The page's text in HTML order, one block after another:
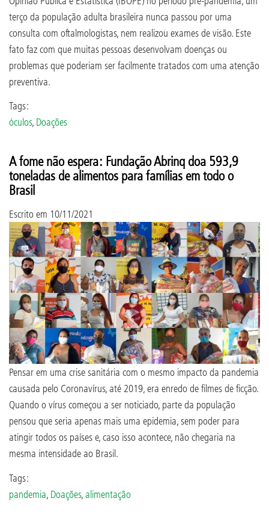
terço da população adulta brasileira nunca passou por uma
consulta com oftalmologistas, nem realizou exames de visão. Este
fato faz com que muitas pessoas desenvolvam doenças ou
problemas que poderiam ser facilmente tratados com uma atenção
preventiva.
Tags:
óculos, Doações
A fome não espera: Fundação Abrinq doa 593,9
toneladas de alimentos para famílias em todo o
Brasil
Escrito em 10/11/2021
Pensar em uma crise sanitária com o mesmo impacto da pandemia
causada pelo Coronavírus, até 2019, era enredo de filmes de ficção.
Quando o vírus começou a ser noticiado, parte da população
pensou que seria apenas mais uma epidemia, sem poder para
atingir todos os países e, caso isso acontece, não chegaria na
mesma intensidade ao Brasil.
Tags:
pandemia, Doações,alimentação